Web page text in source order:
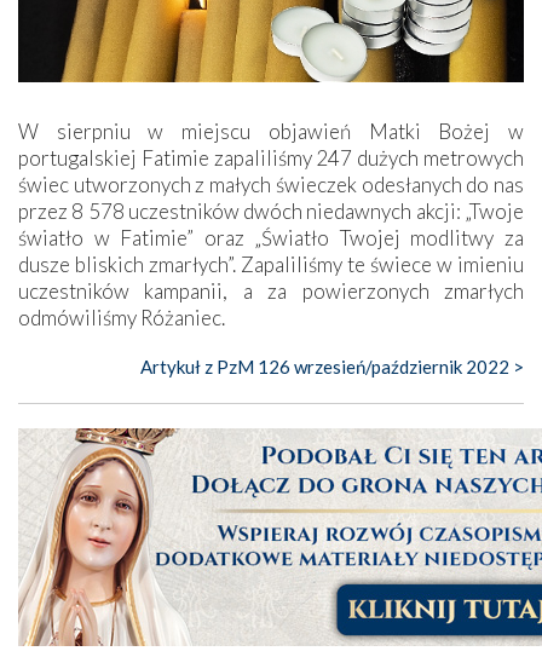
W sierpniu w miejscu objawień Matki Bożej w
portugalskiej Fatimie zapaliliśmy 247 dużych metrowych
świec utworzonych z małych świeczek odesłanych do nas
przez 8 578 uczestników dwóch niedawnych akcji: „Twoje
światło w Fatimie” oraz „Światło Twojej modlitwy za
dusze bliskich zmarłych”. Zapaliliśmy te świece w imieniu
uczestników kampanii, a za powierzonych zmarłych
odmówiliśmy Różaniec.
Artykuł z PzM 126 wrzesień/październik 2022 >